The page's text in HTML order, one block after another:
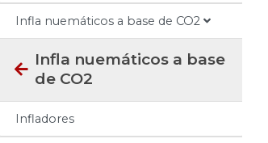
Infla nuemáticos a base de CO2
Infla nuemáticos a base
de CO2
Infladores